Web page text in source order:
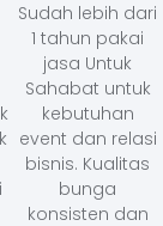
Sudah lebih dari
1 tahun pakai
jasa Untuk
Sahabat untuk
kebutuhan
event dan relasi
bisnis. Kualitas
bunga
konsisten dan